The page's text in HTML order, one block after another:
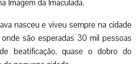
Imagem da Imaculada.
nasceu e viveu sempre na cidade
são esperadas 30 mil pessoas
beatificação, quase o dobro do